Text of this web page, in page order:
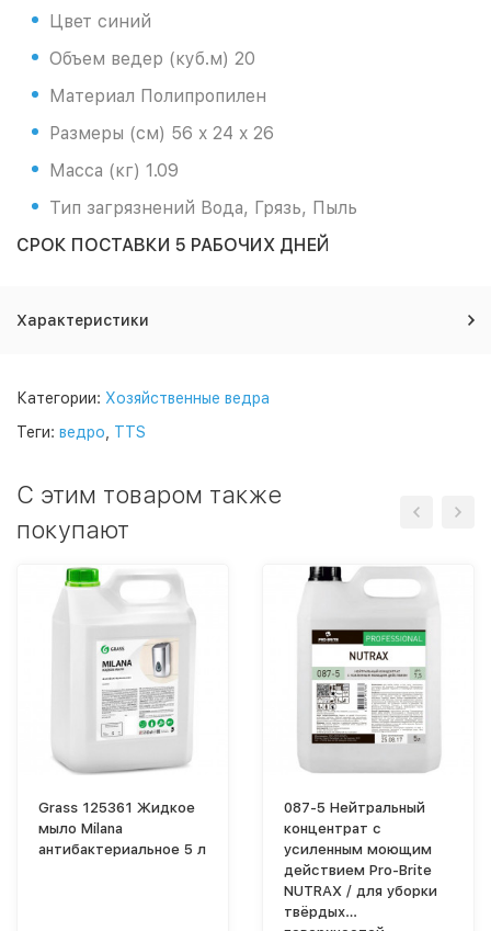
Цвет синий
Объем ведер (куб.м) 20
Материал Полипропилен
Размеры (см) 56 x 24 x 26
Масса (кг) 1.09
Тип загрязнений Вода, Грязь, Пыль
СРОК ПОСТАВКИ 5 РАБОЧИХ ДНЕЙ
Характеристики
Категории: Хозяйственные ведра
Теги: ведро TTS
C этим товаром также
покупают
Grass 125361 Жидкое
мыло Milana
антибактериальное 5 л
087-5 Нейтральный
концентрат c
усиленным моющим
действием Pro-Brite
NUTRAX / для уборки
твёрдых